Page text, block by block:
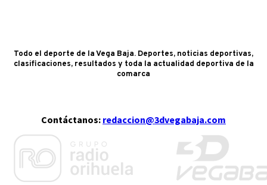
Todo el deporte de la Vega Baja. Deportes, noticias deportivas,
clasificaciones, resultados y toda la actualidad deportiva de la
comarca
Contáctanos: redaccion@3dvegabaja.com